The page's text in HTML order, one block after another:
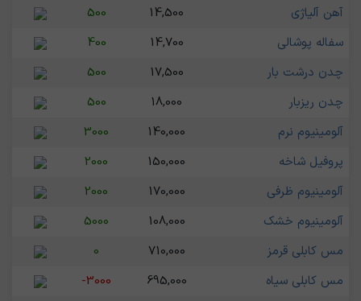
آهن آلیاژی
14,500
500
سفاله پوشالی
14,700
400
چدن درشت بار
17,500
500
چدن ریزبار
18,000
500
آلومینیوم نرم
140,000
3000
پروفیل شاخه
150,000
2000
آلومینیوم ظرفی
170,000
2000
آلومینیوم خشک
108,000
5000
مس کابلی قرمز
710,000
0
مس کابلی سیاه
695,000
-3000